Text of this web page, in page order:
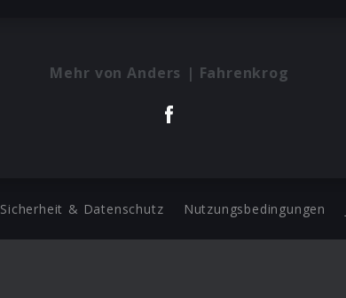
Mehr von Anders | Fahrenkrog
Sicherheit & Datenschutz Nutzungsbedingungen